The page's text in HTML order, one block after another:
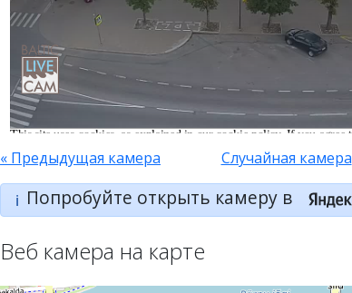
« Предыдущая камера Случайная камера
ℹ️ Попробуйте открыть камеру в
Веб камера на карте